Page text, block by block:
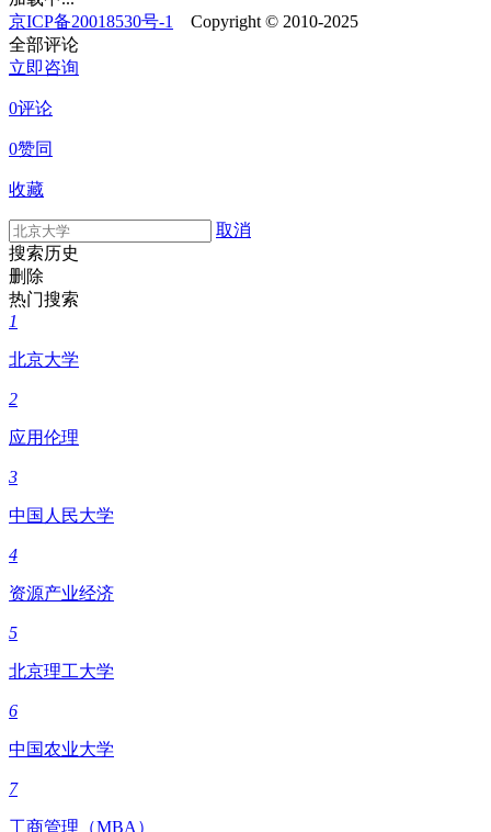
京ICP备20018530号-1 Copyright © 2010-2025
全部评论
立即咨询
0评论
0赞同
收藏
取消
搜索历史
删除
热门搜索
1
北京大学
2
应用伦理
3
中国人民大学
4
资源产业经济
5
北京理工大学
6
中国农业大学
7
工商管理（MBA）